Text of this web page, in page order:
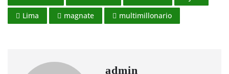
Lima
magnate multimillonario
admin